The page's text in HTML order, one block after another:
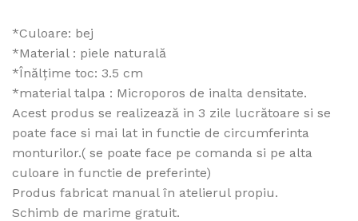
*Culoare: bej
*Material : piele naturală
*Înălțime toc: 3.5 cm
*material talpa : Microporos de inalta densitate.
Acest produs se realizează in 3 zile lucrătoare si se
poate face si mai lat in functie de circumferinta
monturilor.( se poate face pe comanda si pe alta
culoare in functie de preferinte)
Produs fabricat manual în atelierul propiu.
Schimb de marime gratuit.